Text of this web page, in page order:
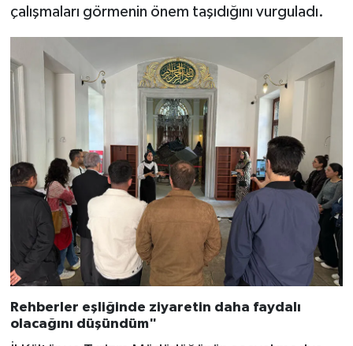
çalışmaları görmenin önem taşıdığını vurguladı.
Rehberler eşliğinde ziyaretin daha faydalı
olacağını düşündüm"
Isparta Müftülüğü
İstanbul Müftülüğü
İzmir Müftülüğü
Kahramanmaraş Müftülüğü
Karabük Müftülüğü
Karaman Müftülüğü
Kars Müftülüğü
Kayseri Müftülüğü